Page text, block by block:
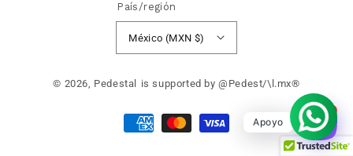
País/región
México (MXN $)
© 2026, Pedestal is supported by @Pedest/\l.mx®
Formas
de
Apoyo